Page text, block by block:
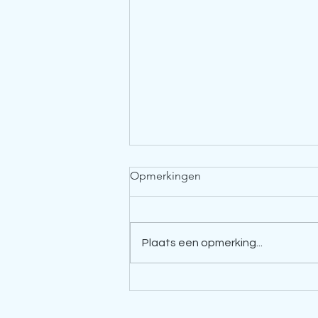
3 kleine gewoontes die je
vandaag al helpen afvallen
(zonder streng dieet)
maken kleine, haalbare
gewoontes het grootste
Opmerkingen
Plaats een opmerking...